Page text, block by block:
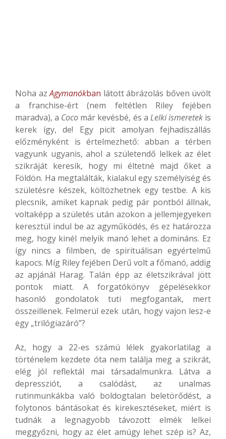
Noha azAgymanókban látott ábrázolás bőven üvölt
a franchise-ért (nem feltétlen Riley fejében
maradva), a Coco már kevésbé, és a Lelki ismeretekis
kerek így, de! Egy picit amolyan fejhadiszállás
előzményként is értelmezhető: abban a térben
vagyunk ugyanis, ahol a születendő lelkek az élet
szikráját keresik, hogy mi éltetné majd őket a
Földön. Ha megtalálták, kialakul egy személyiség és
születésre készek, költözhetnek egy testbe. A kis
plecsnik, amiket kapnak pedig pár pontból állnak,
voltaképp a születés után azokon a jellemjegyeken
keresztül indul be az agyműködés, és ez határozza
meg, hogy kinél melyik manó lehet a domináns. Ez
így nincs a filmben, de spirituálisan egyértelmű
kapocs. Míg Riley fejében Derű volt a főmanó, addig
az apjánál Harag. Talán épp az életszikrával jött
pontok miatt. A forgatókönyv gépelésekkor
hasonló gondolatok tuti megfogantak, mert
összeillenek. Felmerül ezek után, hogy vajon lesz-e
egy „trilógiazáró”?
Az, hogy a 22-es számú lélek gyakorlatilag a
történelem kezdete óta nem találja meg a szikrát,
elég jól reflektál mai társadalmunkra. Látva a
depressziót, a csalódást, az unalmas
rutinmunkákba való boldogtalan beletörődést, a
folytonos bántásokat és kirekesztéseket, miért is
tudnák a legnagyobb távozott elmék lelkei
meggyőzni, hogy az élet amúgy lehet szép is? Az,